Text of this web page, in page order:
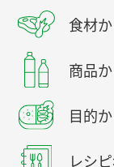
食材
商品
目的
レシ